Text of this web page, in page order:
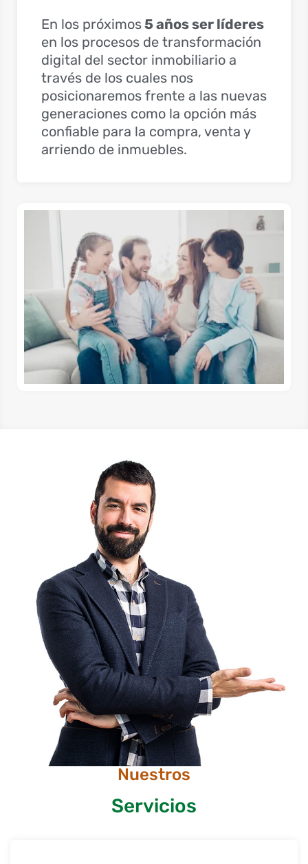
En los próximos5 años ser líderes
en los procesos de transformación
digital del sector inmobiliario a
través de los cuales nos
posicionaremos frente a las nuevas
generaciones como la opción más
confiable para la compra, venta y
arriendo de inmuebles.
Nuestros
Servicios